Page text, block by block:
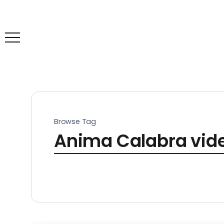
Browse Tag
Anima Calabra